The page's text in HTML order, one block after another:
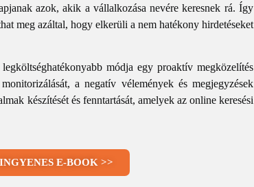
azok, akik a vállalkozása nevére keresnek rá. Így
meg azáltal, hogy elkerüli a nem hatékony hirdetéseket
módja egy proaktív megközelítés
a negatív vélemények és megjegyzések
készítését és fenntartását, amelyek az online keresési
E-BOOK >>